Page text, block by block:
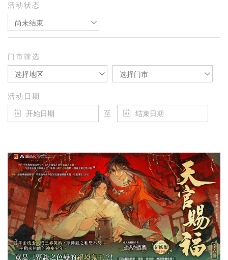
活动状态
尚未结束
门市筛选
选择地区 选择门市
活动日期
至